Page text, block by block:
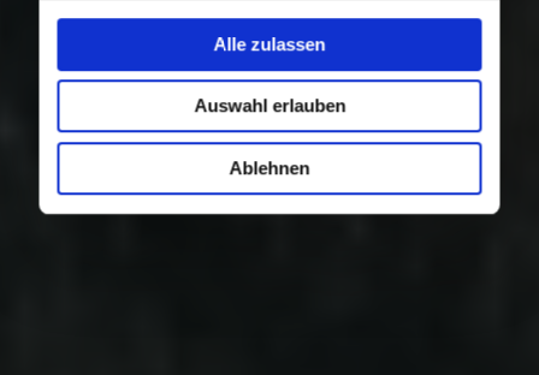
Alle zulassen
Auswahl erlauben
Ablehnen